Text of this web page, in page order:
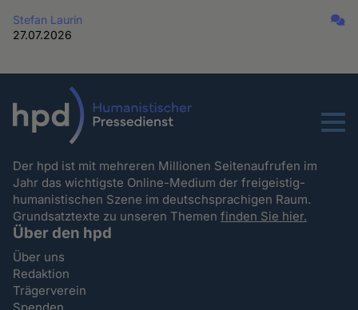
Stefan Laurin
27.07.2026
Menu
Der hpd ist mit mehreren Millionen Seitenaufrufen im
Jahr das wichtigste Online-Medium der freigeistig-
humanistischen Szene im deutschsprachigen Raum.
Grundsatztexte zu unseren Themenfinden Sie hier.
Über den hpd
Über uns
Redaktion
Trägerverein